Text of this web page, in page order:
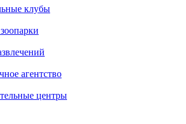
клубы
агентство
центры